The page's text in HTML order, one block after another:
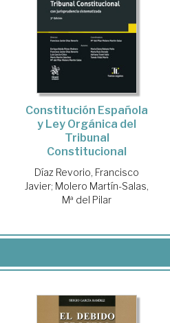
Constitución Española
y Ley Orgánica del
Tribunal
Constitucional
Díaz Revorio, Francisco
Javier; Molero Martín-Salas,
Mª del Pilar